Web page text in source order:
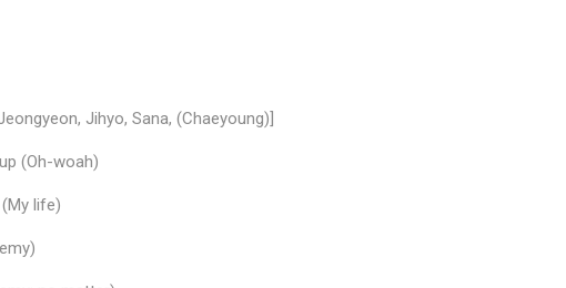
Jihyo, Sana, (Chaeyoung)]
(Oh-woah)
life)